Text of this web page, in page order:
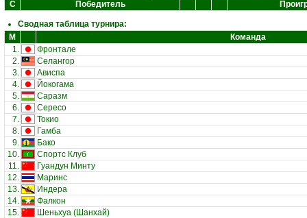
С Победитель
Сводная таблица турнира:
М
Команда
1.
Фронтале
2.
Селангор
3.
Ависпа
4.
Йокогама
5.
Саразм
6.
Сересо
7.
Токио
8.
Гамба
9.
Бако
10.
Спортс Клуб
11.
Гуандун Минту
12.
Маринс
13.
Индера
14.
Фалкон
15.
Шеньхуа (Шанхай)